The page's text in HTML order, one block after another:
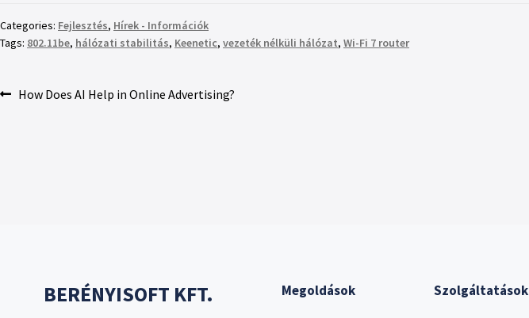
Categories: Fejlesztés, Hírek - Információk
Tags: 802.11be, hálózati stabilitás, Keenetic, vezeték nélküli hálózat, Wi-Fi 7 router
How Does AI Help in Online Advertising?
BERÉNYISOFT KFT. Megoldások Szolgáltatások